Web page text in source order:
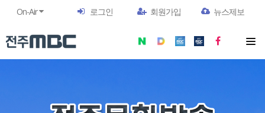
On-Air 로그인 회원가입 뉴스제보